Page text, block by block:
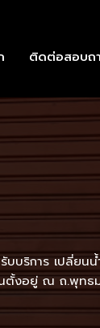
ติดต่อสอบถ
บบริการ เปลี่ยน
นตั้งอยู่ ณ ถ.พุท